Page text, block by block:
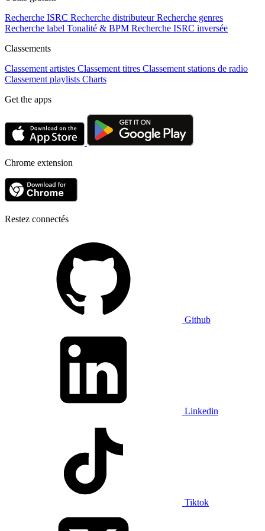
Recherche ISRC Recherche distributeur Recherche genres
Recherche label Tonalité & BPM Recherche ISRC inversée
Classements
Classement artistes Classement titres Classement stations de radio
Classement playlists Charts
Get the apps
Chrome extension
Restez connectés
Github
Linkedin
Tiktok